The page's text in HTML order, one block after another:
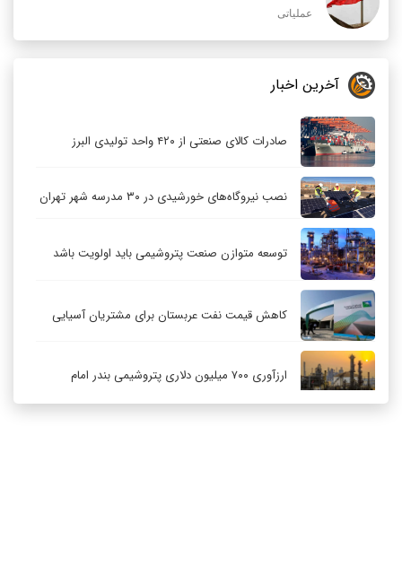
عملیاتی
آخرین اخبار
صادرات کالای صنعتی از ۴۲۰ واحد تولیدی البرز
نصب نیروگاه‌های خورشیدی در ۳۰ مدرسه شهر تهران
توسعه متوازن صنعت پتروشیمی باید اولویت باشد
کاهش قیمت نفت عربستان برای مشتریان آسیایی
ارزآوری ۷۰۰ میلیون دلاری پتروشیمی بندر امام